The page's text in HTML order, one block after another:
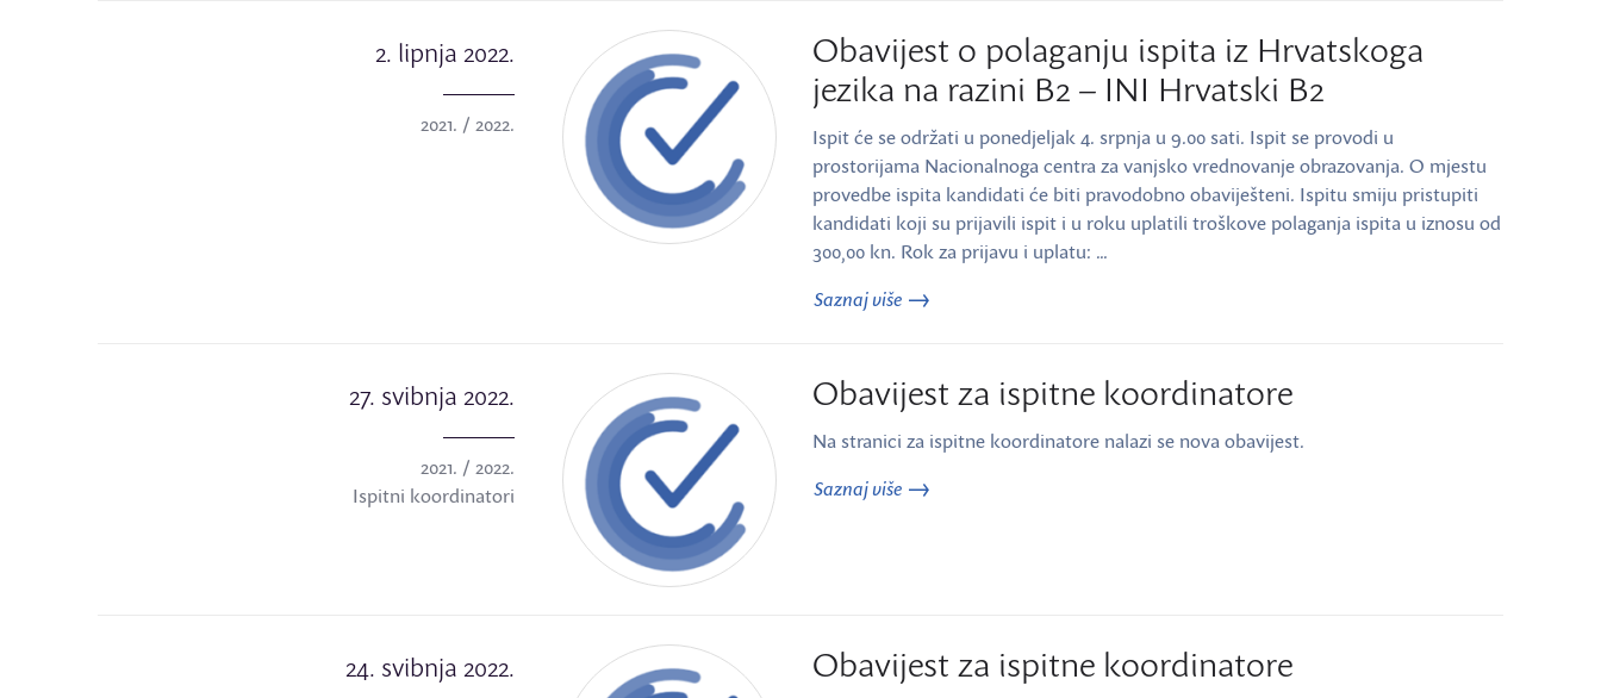
2. lipnja 2022.
2021. / 2022.
Obavijest o polaganju ispita iz Hrvatskoga
jezika na razini B2 – INI Hrvatski B2
Ispit će se održati u ponedjeljak 4. srpnja u 9.00 sati. Ispit se provodi u
prostorijama Nacionalnoga centra za vanjsko vrednovanje obrazovanja. O mjestu
provedbe ispita kandidati će biti pravodobno obaviješteni. Ispitu smiju pristupiti
kandidati koji su prijavili ispit i u roku uplatili troškove polaganja ispita u iznosu od
300,00 kn. Rok za prijavu i uplatu: …
Saznaj više
27. svibnja 2022.
2021. / 2022.
Ispitni koordinatori
Obavijest za ispitne koordinatore
Na stranici za ispitne koordinatore nalazi se nova obavijest.
Saznaj više
24. svibnja 2022. Obavijest za ispitne koordinatore